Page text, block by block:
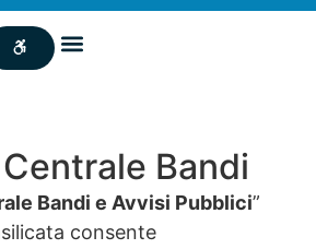
Bandi
Bandi e Avvisi Pubblici”
consente